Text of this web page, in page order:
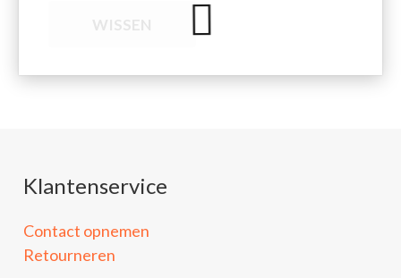
Klantenservice
Contact opnemen
Retourneren